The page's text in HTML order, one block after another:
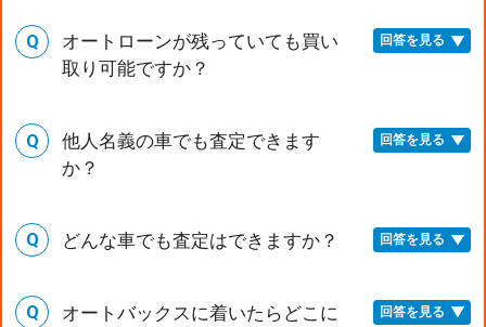
オートローンが残っていても買い
取り可能ですか？
回答を見る
他人名義の車でも査定できます
か？
回答を見る
どんな車でも査定はできますか？ 回答を見る
オートバックスに着いたらどこに 回答を見る